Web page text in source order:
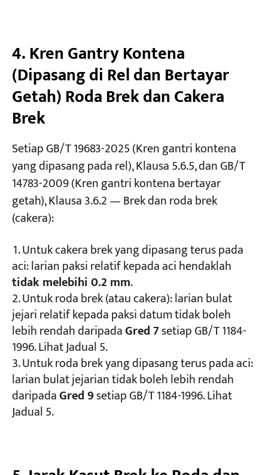
4. Kren Gantry Kontena
(Dipasang di Rel dan Bertayar
Getah) Roda Brek dan Cakera
Brek
Setiap GB/T 19683-2025 (Kren gantri kontena
yang dipasang pada rel), Klausa 5.6.5, dan GB/T
14783-2009 (Kren gantri kontena bertayar
getah), Klausa 3.6.2 — Brek dan roda brek
(cakera):
Untuk cakera brek yang dipasang terus pada
aci: larian paksi relatif kepada aci hendaklah
tidak melebihi 0.2 mm.
Untuk roda brek (atau cakera): larian bulat
jejari relatif kepada paksi datum tidak boleh
lebih rendah daripadaGred 7setiap GB/T 1184-
1996. Lihat Jadual 5.
Untuk roda brek yang dipasang terus pada aci:
larian bulat jejarian tidak boleh lebih rendah
daripadaGred 9setiap GB/T 1184-1996. Lihat
Jadual 5.